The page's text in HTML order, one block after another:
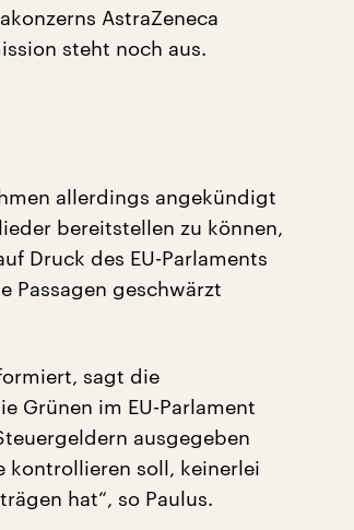
AstraZeneca
steht noch aus.
allerdings angekündigt
bereitstellen zu können,
Druck des EU-Parlaments
Passagen geschwärzt
sagt die
Grünen im EU-Parlament
ausgegeben
kontrollieren soll, keinerlei
hat“, so Paulus.